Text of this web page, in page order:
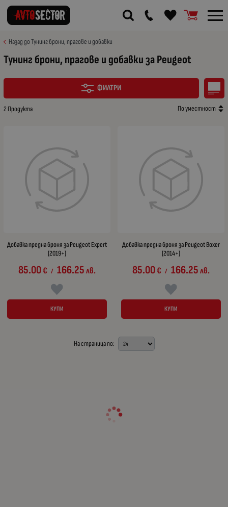
Назад до Тунинг брони, прагове и добавки
Тунинг брони, прагове и добавки за Peugeot
ФИЛТРИ
2 Продукта По уместност
Добавка предна броня за Peugeot Expert
(2019+)
85.00€ / 166.25лв.
КУПИ
Добавка предна броня за Peugeot Boxer
(2014+)
85.00€ / 166.25лв.
КУПИ
На страница по: